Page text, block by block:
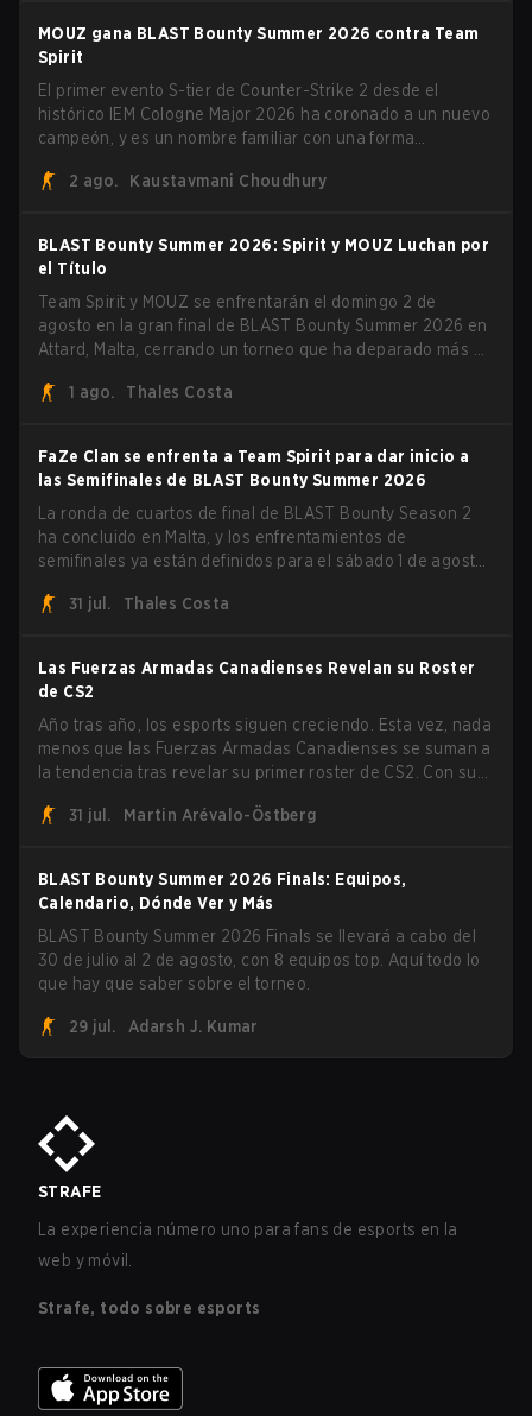
burlándose del head coach de Vitality Rémy "XTQZZZ"
Quoniam en el proceso.
MOUZ gana BLAST Bounty Summer 2026 contra Team
Spirit
El primer evento S-tier de Counter-Strike 2 desde el
histórico IEM Cologne Major 2026 ha coronado a un nuevo
campeón, y es un nombre familiar con una forma
roster y cambios de roles, arrolló a Team Spirit en una
2 ago. Kaustavmani Choudhury
BLAST Bounty Summer 2026: Spirit y MOUZ Luchan por
el Título
Team Spirit y MOUZ se enfrentarán el domingo 2 de
agosto en la gran final de BLAST Bounty Summer 2026 en
Attard, Malta, cerrando un torneo que ha deparado más de
1 ago.
Thales Costa
FaZe Clan se enfrenta a Team Spirit para dar inicio a
las Semifinales de BLAST Bounty Summer 2026
La ronda de cuartos de final de BLAST Bounty Season 2
ha concluido en Malta, y los enfrentamientos de
semifinales ya están definidos para el sábado 1 de agosto.
sobrevivientes que aún luchan por el trofeo, mientras que
31 jul. Thales Costa
Las Fuerzas Armadas Canadienses Revelan su Roster
de CS2
Año tras año, los esports siguen creciendo. Esta vez, nada
menos que las Fuerzas Armadas Canadienses se suman a
la tendencia tras revelar su primer roster de CS2. Con su
unirá ahora a una competencia de CS para personal
31 jul. Martin Arévalo-Östberg
BLAST Bounty Summer 2026 Finals: Equipos,
Calendario, Dónde Ver y Más
BLAST Bounty Summer 2026 Finals se llevará a cabo del
30 de julio al 2 de agosto, con 8 equipos top. Aquí todo lo
que hay que saber sobre el torneo.
29 jul. Adarsh J. Kumar
STRAFE
La experiencia número uno para fans de esports en la
web y móvil.
Strafe, todo sobre esports